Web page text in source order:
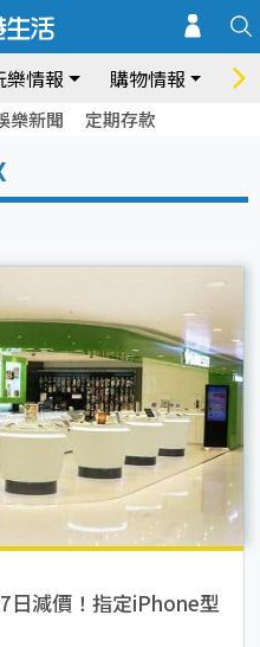
樂情報 購物情報 飲
樂新聞 定期存款
日減價！指定iPhone型